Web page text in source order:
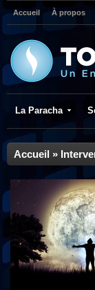
Accueil À propos
La Paracha
Accueil »